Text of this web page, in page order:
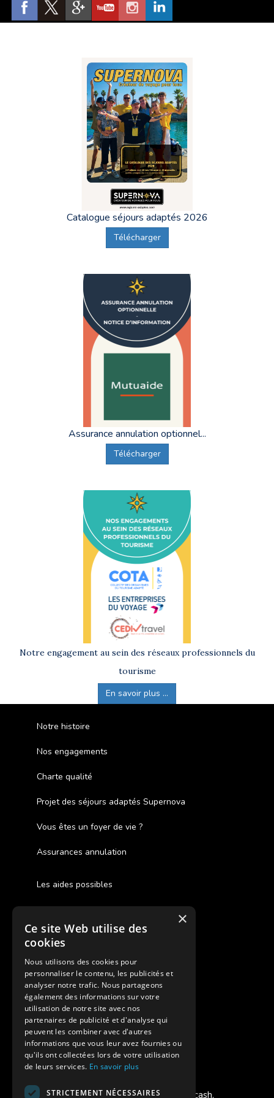
recruté et formé avec soin, afin d'accompagner au mieux
le groupe de vacanciers et d'organiser des visites et
familles pourront aussi rester en contact avec le
Catalogue séjours adaptés 2026
Télécharger
Assurance annulation optionnel...
Télécharger
Notre engagement au sein des réseaux professionnels du
tourisme
En savoir plus ...
Notre histoire
Nos engagements
Charte qualité
Projet des séjours adaptés Supernova
Vous êtes un foyer de vie ?
Assurances annulation
Les aides possibles
Cash Back
Pour les fratries
Facebook Supernova
Instagram Supernova
Colonie de vacances SUPERNOVA
Modes de règlement acceptés
Chèque, Virement, Espèces, Mandats cash,
×
Ce site Web utilise des
cookies
Nous utilisons des cookies pour
personnaliser le contenu, les publicités et
analyser notre trafic. Nous partageons
également des informations sur votre
utilisation de notre site avec nos
partenaires de publicité et d'analyse qui
peuvent les combiner avec d'autres
informations que vous leur avez fournies ou
qu'ils ont collectées lors de votre utilisation
de leurs services. En savoir plus
STRICTEMENT NÉCESSAIRES